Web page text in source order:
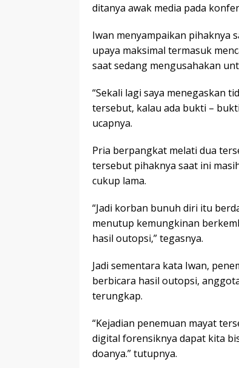
ditanya awak media pada
Iwan menyampaikan pihaknya
upaya maksimal termasuk
saat sedang mengusahakan
“Sekali lagi saya menegaskan
tersebut, kalau ada bukti –
ucapnya.
Pria berpangkat melati dua
tersebut pihaknya saat ini
cukup lama.
“Jadi korban bunuh diri itu
menutup kemungkinan
hasil outopsi,” tegasnya.
Jadi sementara kata Iwan,
berbicara hasil outopsi,
terungkap.
“Kejadian penemuan mayat
digital forensiknya dapat kita
doanya.” tutupnya.